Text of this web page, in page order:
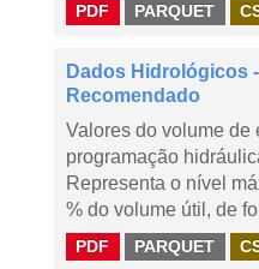
PDF PARQUET
Dados Hidrológicos
Recomendado
Valores do volume de
programação
Representa o nível
% do volume útil, de
PDF PARQUET